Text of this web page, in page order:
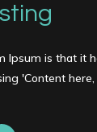
Ipsum is that it
'Content